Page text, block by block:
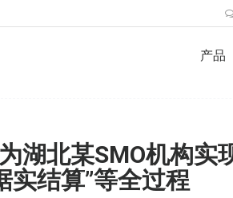
产品
北某SMO机构实
实结算”等全过程